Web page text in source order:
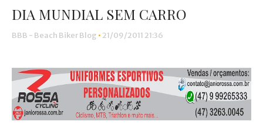
DIA MUNDIAL SEM CARRO
BBB - Beach Biker Blog • 21/09/2011 21:36